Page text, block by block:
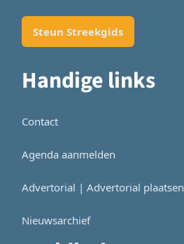
Steun Streekgids
Handige links
Contact
Agenda aanmelden
Advertorial | Advertorial plaatsen
Nieuwsarchief